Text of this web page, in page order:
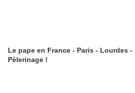
Le pape en France - Paris - Lourdes -
Pèlerinage !